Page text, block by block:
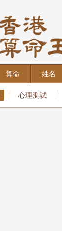
算命 姓名
心理測試